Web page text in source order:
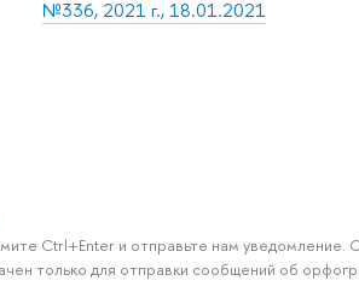
№336, 2021 г., 18.01.2021
Ctrl+Enter и отправьте нам уведомление.
только для отправки сообщений об